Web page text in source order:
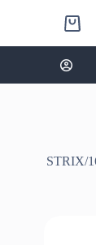
Shopping
cart
STRIX/